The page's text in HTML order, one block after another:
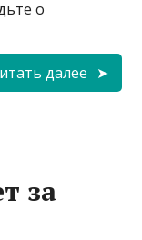
о
далее
за